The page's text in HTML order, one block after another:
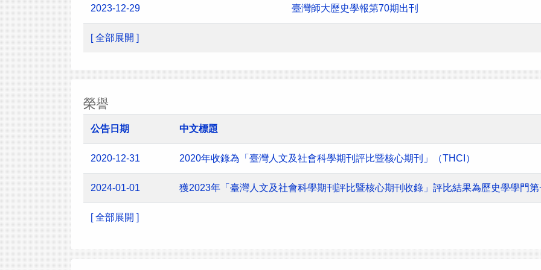
2023-12-29 臺灣師大歷史學報第70期出刊
[ 全部展開 ]
榮譽
公告日期 中文標題
2020-12-31 2020年收錄為「臺灣人文及社會科學期刊評比暨核心期刊」（THCI）
2024-01-01 獲2023年「臺灣人文及社會科學期刊評比暨核心期刊收錄」評比結果為歷史學學門
[ 全部展開 ]